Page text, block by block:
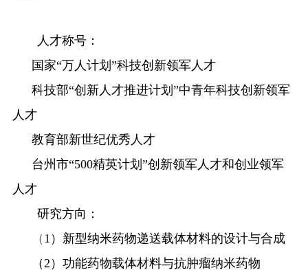
人才称号：
国家“万人计划 ”科技创新领军人才
科技部“创新人才推进计划 ”中青年科技创新领军
人才
教育部新世纪优秀人才
台州市“500精英计划 ”创新领军人才和创业领军
人才
研究方向：
（ 1 ）新型纳米药物递送载体材料的设计与合成
（ 2 ）功能药物载体材料与抗肿瘤纳米药物